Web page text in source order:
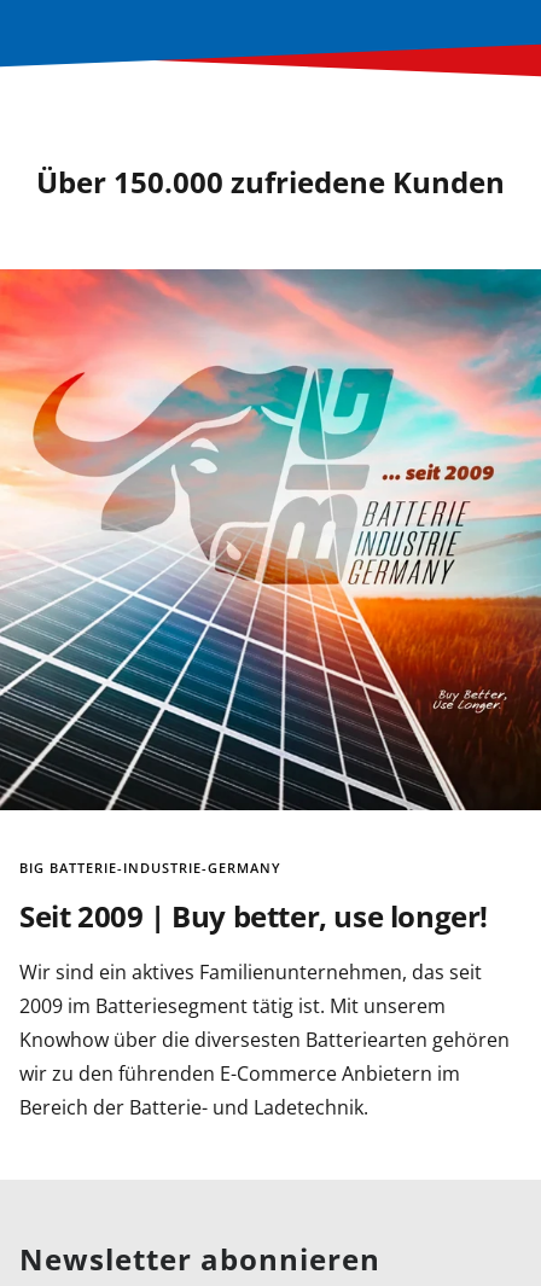
Über 150.000 zufriedene Kunden
BIG BATTERIE-INDUSTRIE-GERMANY
Seit 2009 | Buy better, use longer!
Wir sind ein aktives Familienunternehmen, das seit
2009 im Batteriesegment tätig ist. Mit unserem
Knowhow über die diversesten Batteriearten gehören
wir zu den führenden E-Commerce Anbietern im
Bereich der Batterie- und Ladetechnik.
Newsletter abonnieren